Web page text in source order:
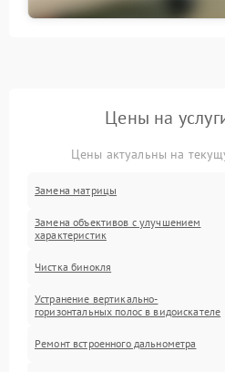
Цены на
Цены актуальны на
Замена матрицы
Замена объективов с улучшением
характеристик
Чистка бинокля
Устранение вертикально-
горизонтальных полос в видоискателе
Ремонт встроенного дальнометра